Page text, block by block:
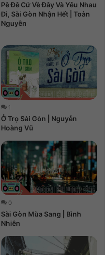
Pê Đê Cứ Về Đây Và Yêu Nhau
Đi, Sài Gòn Nhận Hết | Toàn
Nguyễn
1
Ở Trọ Sài Gòn | Nguyễn
Hoàng Vũ
0
Sài Gòn Mùa Sang | Bình
Nhiên